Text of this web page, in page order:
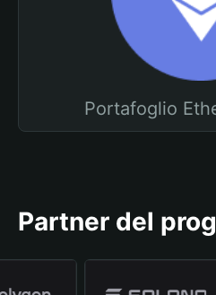
Portafoglio
Partner del